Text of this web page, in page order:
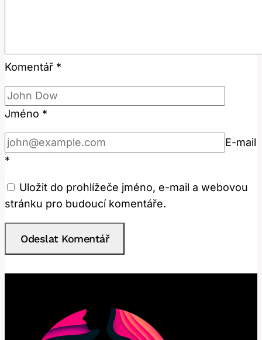
Komentář *
Jméno *
E-mail
*
Uložit do prohlížeče jméno, e-mail a webovou
stránku pro budoucí komentáře.